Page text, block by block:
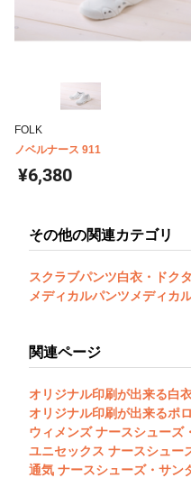
FOLK
ノベルナース 911
¥6,380
その他の関連カテゴリ
スクラブパンツ白衣・ドク
メディカルパンツ メディカ
関連ページ
オリジナル印刷が出来る白
オリジナル印刷が出来るポ
ウィメンズ ナースシューズ
ユニセックス ナースシュー
通気 ナースシューズ・サン